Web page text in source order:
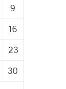
9
16
23
30